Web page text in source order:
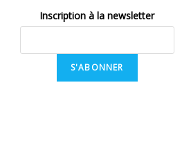
Inscription à la newsletter
S'ABONNER